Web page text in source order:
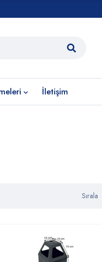
İletişim
Sırala